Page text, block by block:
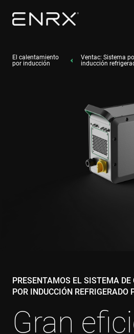
El calentamiento
por inducción
Ventac: Sistema
inducción
PRESENTAMOS EL SISTEMA
POR INDUCCIÓN REFRIGERADO
Gran